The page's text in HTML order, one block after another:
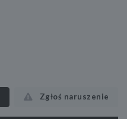
Zgłoś naruszenie